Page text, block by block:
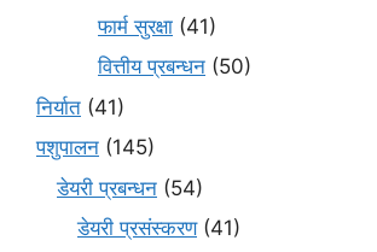
फार्म सुरक्षा (41)
वित्तीय प्रबन्धन (50)
निर्यात (41)
पशुपालन (145)
डेयरी प्रबन्धन (54)
डेयरी प्रसंस्करण(41)